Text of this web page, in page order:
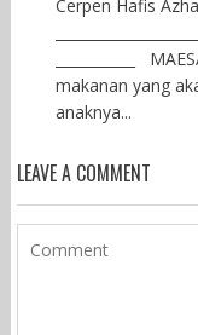
Cerpen Hafis
___________
makanan yang
anaknya...
LEAVE A COMMENT